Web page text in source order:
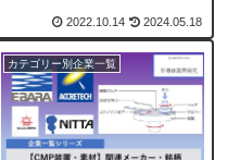
2022.10.14 2024.05.18
カテゴリー別企業一覧